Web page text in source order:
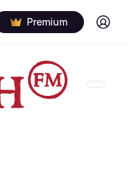
Premium Log in